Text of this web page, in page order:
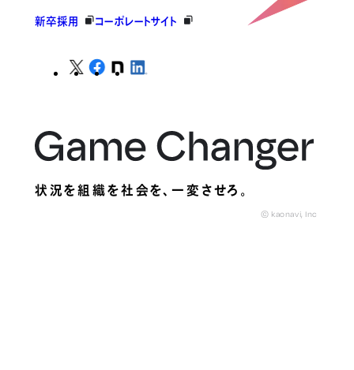
新卒採用 コーポレートサイト
状況を組織を社会を、一変させろ。
© kaonavi, Inc